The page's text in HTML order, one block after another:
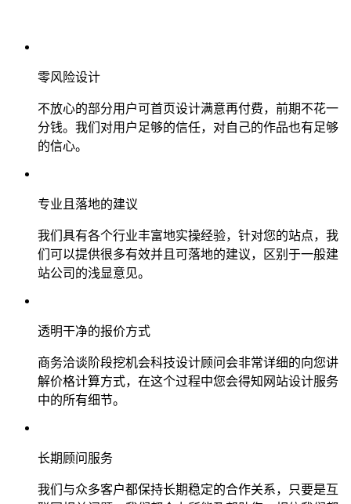
零风险设计
不放心的部分用户可首页设计满意再付费，前期不花一
分钱。我们对用户足够的信任，对自己的作品也有足够
的信心。
专业且落地的建议
我们具有各个行业丰富地实操经验，针对您的站点，我
们可以提供很多有效并且可落地的建议，区别于一般建
站公司的浅显意见。
透明干净的报价方式
商务洽谈阶段挖机会科技设计顾问会非常详细的向您讲
解价格计算方式，在这个过程中您会得知网站设计服务
中的所有细节。
长期顾问服务
我们与众多客户都保持长期稳定的合作关系，只要是互